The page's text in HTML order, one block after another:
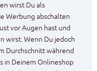
wirst Du als
Werbung abschalten
vor Augen hast und
wirst. Wenn Du jedoch
Durchschnitt während
in Deinem Onlineshop